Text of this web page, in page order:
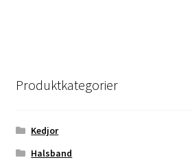
Produktkategorier
Kedjor
Halsband